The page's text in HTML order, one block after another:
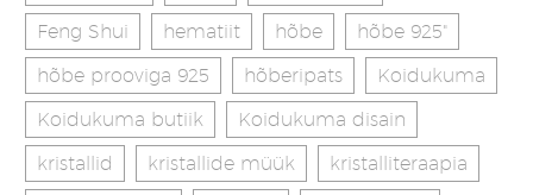
Feng Shui
hematiit hõbe
hõbe 925"
hõbe prooviga 925
hõberipats
Koidukuma
Koidukuma butiik
Koidukuma disain
kristallid
kristallide müük
kristalliteraapia